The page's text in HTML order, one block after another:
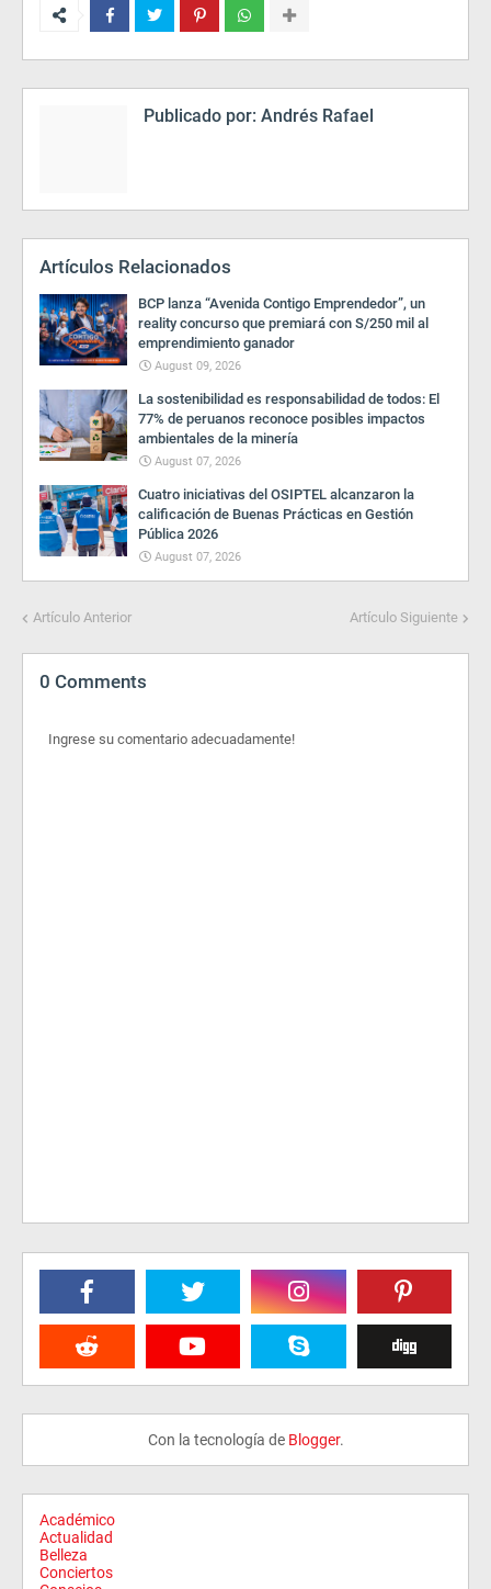
Publicado por: Andrés Rafael
Artículos Relacionados
BCP lanza “Avenida Contigo Emprendedor”, un
reality concurso que premiará con S/250 mil al
emprendimiento ganador
August 09, 2026
La sostenibilidad es responsabilidad de todos: El
77% de peruanos reconoce posibles impactos
ambientales de la minería
August 07, 2026
Cuatro iniciativas del OSIPTEL alcanzaron la
calificación de Buenas Prácticas en Gestión
Pública 2026
August 07, 2026
Artículo Anterior Artículo Siguiente
0 Comments
Ingrese su comentario adecuadamente!
Con la tecnología de Blogger.
Académico
Actualidad
Belleza
Conciertos